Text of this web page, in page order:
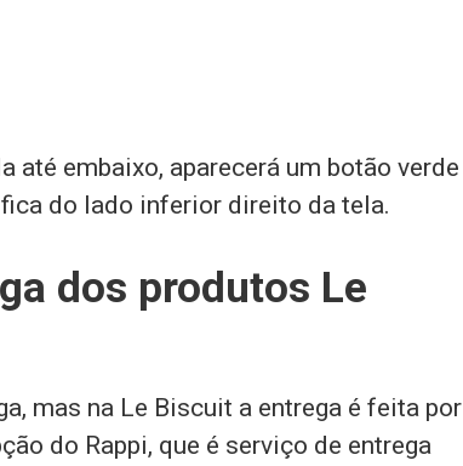
até embaixo, aparecerá um botão verde
do lado inferior direito da tela.
dos produtos Le
mas na Le Biscuit a entrega é feita por
do Rappi, que é serviço de entrega